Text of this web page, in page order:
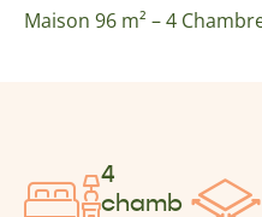
Maison 96 m² – 4
4
chamb